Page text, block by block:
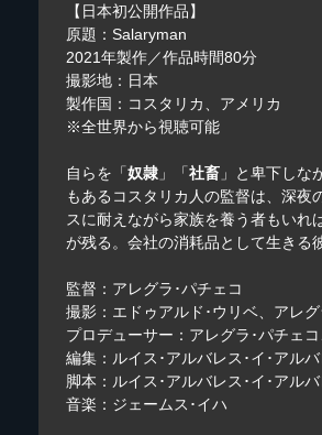
【日本初公開作品】
原題：Salaryman
2021年製作／作品時間80分
撮影地：日本
製作国：コスタリカ、アメリカ
※全世界から視聴可能
自らを「奴隷 」「社畜 」と卑下しな
もあるコスタリカ人の監督は、深
スに耐えながら家族を養う者もい
が残る。会社の消耗品として生きる
監督：アレグラ･パチェコ
撮影：エドゥアルド･ウリベ、アレ
プロデューサー：アレグラ･パチェ
編集：ルイス･アルバレス･イ･アル
脚本：ルイス･アルバレス･イ･アル
音楽：ジェームス･イハ